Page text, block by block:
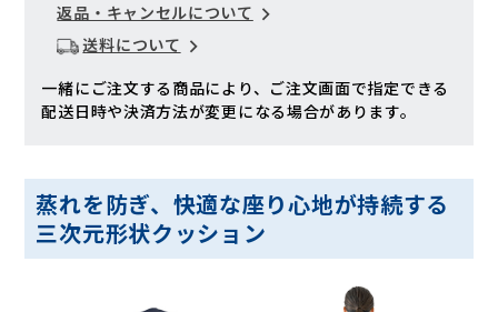
返品・キャンセルについて
送料について
一緒にご注文する商品により、ご注文画面で指定できる
配送日時や決済方法が変更になる場合があります。
蒸れを防ぎ、快適な座り心地が持続する
三次元形状クッション